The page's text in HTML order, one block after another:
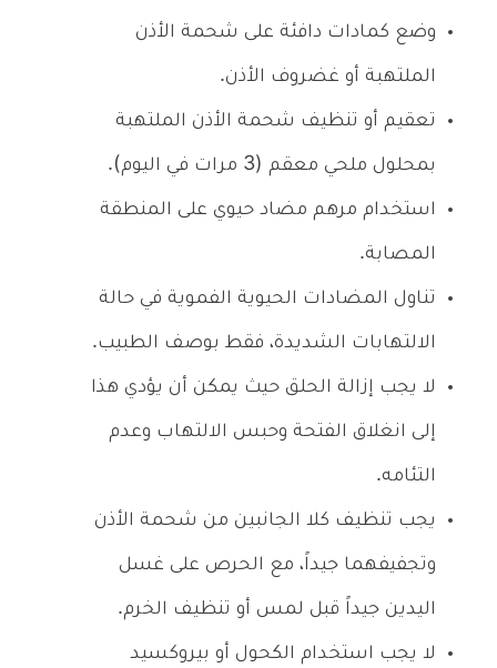
وضع كمادات دافئة على شحمة الأذن
الملتهبة أو غضروف الأذن.
تعقيم أو تنظيف شحمة الأذن الملتهبة
بمحلول ملحي معقم (3 مرات في اليوم).
استخدام مرهم مضاد حيوي على المنطقة
المصابة.
تناول المضادات الحيوية الفموية في حالة
الالتهابات الشديدة، فقط بوصف الطبيب.
لا يجب إزالة الحلق حيث يمكن أن يؤدي هذا
إلى انغلاق الفتحة وحبس الالتهاب وعدم
التئامه.
يجب تنظيف كلا الجانبين من شحمة الأذن
وتجفيفهما جيداً، مع الحرص على غسل
اليدين جيداً قبل لمس أو تنظيف الخرم.
لا يجب استخدام الكحول أو بيروكسيد